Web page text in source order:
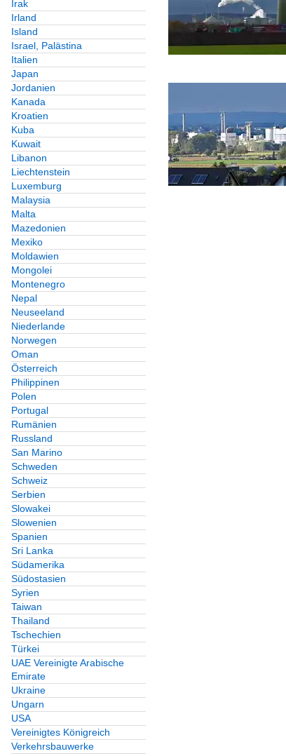
Irak
Irland
Island
Israel, Palästina
Italien
Japan
Jordanien
Kanada
Kroatien
Kuba
Kuwait
Libanon
Liechtenstein
Luxemburg
Malaysia
Malta
Mazedonien
Mexiko
Moldawien
Mongolei
Montenegro
Nepal
Neuseeland
Niederlande
Norwegen
Oman
Österreich
Philippinen
Polen
Portugal
Rumänien
Russland
San Marino
Schweden
Schweiz
Serbien
Slowakei
Slowenien
Spanien
Sri Lanka
Südamerika
Südostasien
Syrien
Taiwan
Thailand
Tschechien
Türkei
UAE Vereinigte Arabische
Emirate
Ukraine
Ungarn
USA
Vereinigtes Königreich
Verkehrsbauwerke